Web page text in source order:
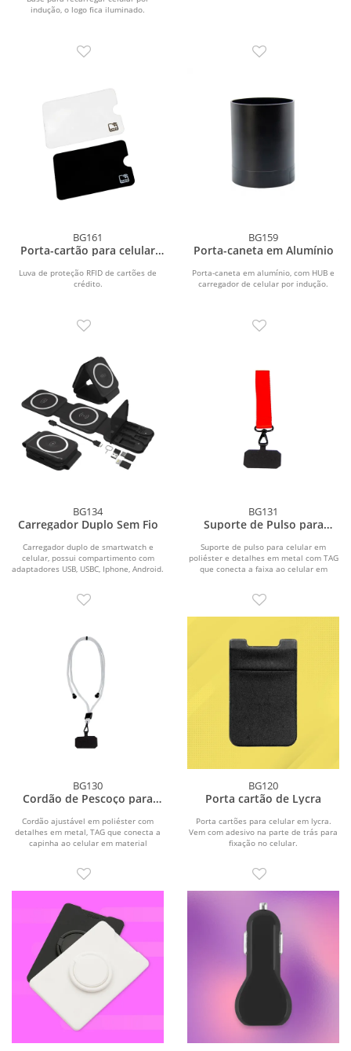
indução, o logo fica iluminado.
BG161
Porta-cartão para celular
Luva de proteção RFID de cartões de
crédito.
BG159
Porta-caneta em Alumínio
Porta-caneta em alumínio, com HUB e
carregador de celular por indução.
BG134
Carregador Duplo Sem Fio
Carregador duplo de smartwatch e
celular, possui compartimento com
adaptadores USB, USBC, Iphone, Android.
BG131
Suporte de Pulso para
Suporte de pulso para celular em
poliéster e detalhes em metal com TAG
que conecta a faixa ao celular em
BG130
Cordão de Pescoço para
Cordão ajustável em poliéster com
detalhes em metal, TAG que conecta a
capinha ao celular em material
BG120
Porta cartão de Lycra
Porta cartões para celular em lycra.
Vem com adesivo na parte de trás para
fixação no celular.